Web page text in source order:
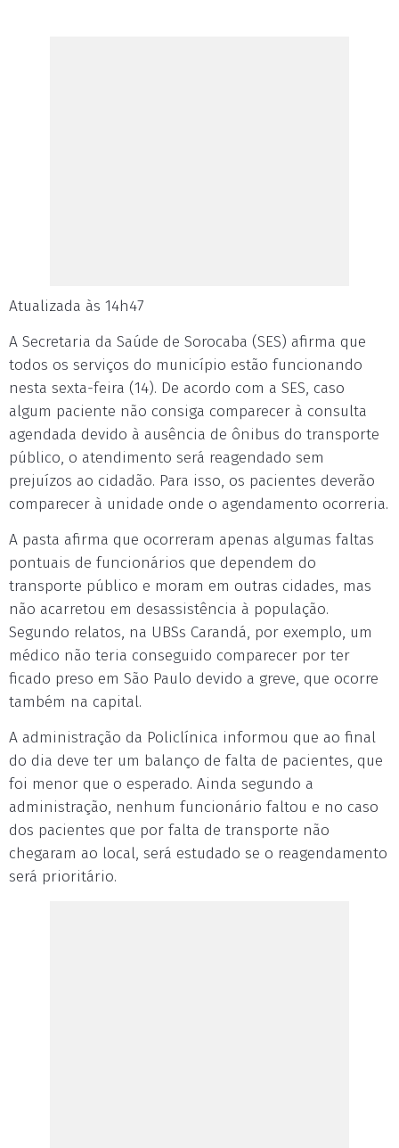
Atualizada às 14h47
A Secretaria da Saúde de Sorocaba (SES) afirma que
todos os serviços do município estão funcionando
nesta sexta-feira (14). De acordo com a SES, caso
algum paciente não consiga comparecer à consulta
agendada devido à ausência de ônibus do transporte
público, o atendimento será reagendado sem
prejuízos ao cidadão. Para isso, os pacientes deverão
comparecer à unidade onde o agendamento ocorreria.
A pasta afirma que ocorreram apenas algumas faltas
pontuais de funcionários que dependem do
transporte público e moram em outras cidades, mas
não acarretou em desassistência à população.
Segundo relatos, na UBSs Carandá, por exemplo, um
médico não teria conseguido comparecer por ter
ficado preso em São Paulo devido a greve, que ocorre
também na capital.
A administração da Policlínica informou que ao final
do dia deve ter um balanço de falta de pacientes, que
foi menor que o esperado. Ainda segundo a
administração, nenhum funcionário faltou e no caso
dos pacientes que por falta de transporte não
chegaram ao local, será estudado se o reagendamento
será prioritário.